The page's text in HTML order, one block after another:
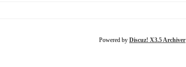
Powered by Discuz! X3.5 Archiver